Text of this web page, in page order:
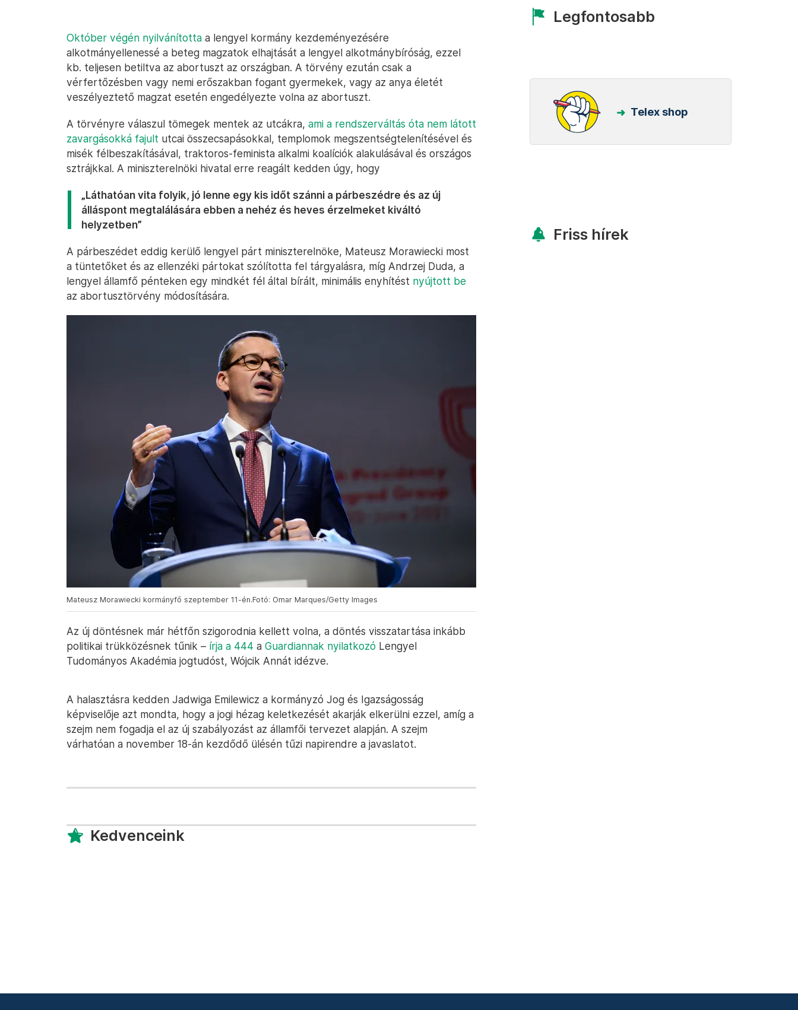
Október végén nyilvánította a lengyel kormány kezdeményezésére
alkotmányellenessé a beteg magzatok elhajtását a lengyel alkotmánybíróság, ezzel
kb. teljesen betiltva az abortuszt az országban. A törvény ezután csak a
vérfertőzésben vagy nemi erőszakban fogant gyermekek, vagy az anya életét
veszélyeztető magzat esetén engedélyezte volna az abortuszt.
A törvényre válaszul tömegek mentek az utcákra, ami a rendszerváltás óta nem látott
zavargásokká fajult utcai összecsapásokkal, templomok megszentségtelenítésével és
misék félbeszakításával, traktoros-feminista alkalmi koalíciók alakulásával és országos
sztrájkkal. A miniszterelnöki hivatal erre reagált kedden úgy, hogy
„Láthatóan vita folyik, jó lenne egy kis időt szánni a párbeszédre és az új
álláspont megtalálására ebben a nehéz és heves érzelmeket kiváltó
helyzetben”
A párbeszédet eddig kerülő lengyel párt miniszterelnöke, Mateusz Morawiecki most
a tüntetőket és az ellenzéki pártokat szólította fel tárgyalásra, míg Andrzej Duda, a
lengyel államfő pénteken egy mindkét fél által bírált, minimális enyhítést nyújtott be
az abortusztörvény módosítására.
Mateusz Morawiecki kormányfő szeptember 11-én.Fotó: Omar Marques/Getty Images
Az új döntésnek már hétfőn szigorodnia kellett volna, a döntés visszatartása inkább
politikai trükközésnek tűnik – írja a 444 a Guardiannak nyilatkozó Lengyel
Tudományos Akadémia jogtudóst, Wójcik Annát idézve.
A halasztásra kedden Jadwiga Emilewicz a kormányzó Jog és Igazságosság
képviselője azt mondta, hogy a jogi hézag keletkezését akarják elkerülni ezzel, amíg a
szejm nem fogadja el az új szabályozást az államfői tervezet alapján. A szejm
várhatóan a november 18-án kezdődő ülésén tűzi napirendre a javaslatot.
Kedvenceink
Legfontosabb
Telex shop
Friss hírek